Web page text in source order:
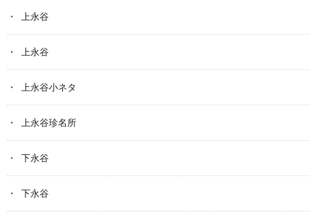
上永谷
上永谷
上永谷小ネタ
上永谷珍名所
下永谷
下永谷